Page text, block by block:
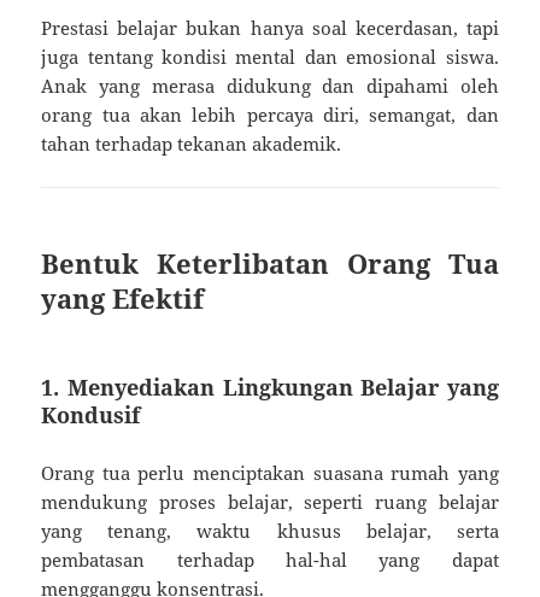
Prestasi belajar bukan hanya soal kecerdasan, tapi
juga tentang kondisi mental dan emosional siswa.
Anak yang merasa didukung dan dipahami oleh
orang tua akan lebih percaya diri, semangat, dan
tahan terhadap tekanan akademik.
Bentuk Keterlibatan Orang Tua
yang Efektif
1. Menyediakan Lingkungan Belajar yang
Kondusif
Orang tua perlu menciptakan suasana rumah yang
mendukung proses belajar, seperti ruang belajar
yang tenang, waktu khusus belajar, serta
pembatasan terhadap hal-hal yang dapat
mengganggu konsentrasi.